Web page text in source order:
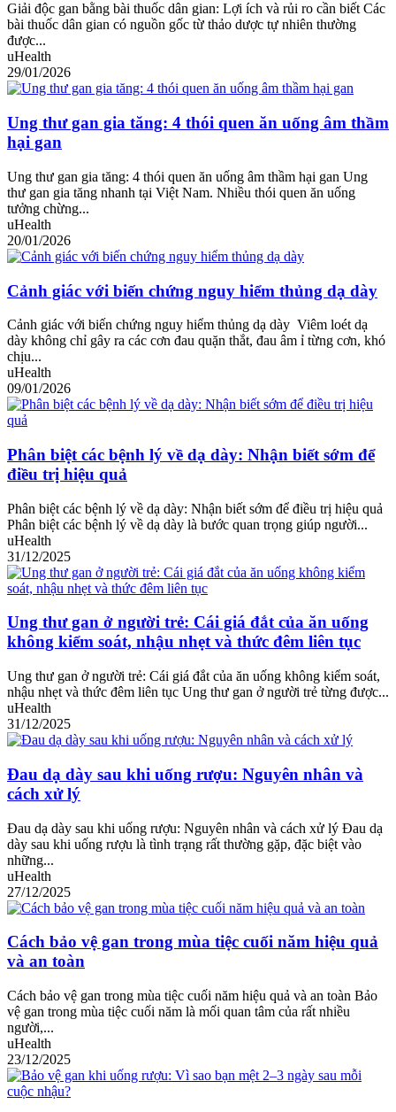
Giải độc gan bằng bài thuốc dân gian: Lợi ích và rủi ro cần biết Các
bài thuốc dân gian có nguồn gốc từ thảo dược tự nhiên thường
được...
uHealth
29/01/2026
Ung thư gan gia tăng: 4 thói quen ăn uống âm thầm
hại gan
Ung thư gan gia tăng: 4 thói quen ăn uống âm thầm hại gan Ung
thư gan gia tăng nhanh tại Việt Nam. Nhiều thói quen ăn uống
tưởng chừng...
uHealth
20/01/2026
Cảnh giác với biến chứng nguy hiểm thủng dạ dày
Cảnh giác với biến chứng nguy hiểm thủng dạ dày Viêm loét dạ
dày không chỉ gây ra các cơn đau quặn thắt, đau âm ỉ từng cơn, khó
chịu...
uHealth
09/01/2026
Phân biệt các bệnh lý về dạ dày: Nhận biết sớm để
điều trị hiệu quả
Phân biệt các bệnh lý về dạ dày: Nhận biết sớm để điều trị hiệu quả
Phân biệt các bệnh lý về dạ dày là bước quan trọng giúp người...
uHealth
31/12/2025
Ung thư gan ở người trẻ: Cái giá đắt của ăn uống
không kiểm soát, nhậu nhẹt và thức đêm liên tục
Ung thư gan ở người trẻ: Cái giá đắt của ăn uống không kiểm soát,
nhậu nhẹt và thức đêm liên tục Ung thư gan ở người trẻ từng được...
uHealth
31/12/2025
Đau dạ dày sau khi uống rượu: Nguyên nhân và
cách xử lý
Đau dạ dày sau khi uống rượu: Nguyên nhân và cách xử lý Đau dạ
dày sau khi uống rượu là tình trạng rất thường gặp, đặc biệt vào
những...
uHealth
27/12/2025
Cách bảo vệ gan trong mùa tiệc cuối năm hiệu quả
và an toàn
Cách bảo vệ gan trong mùa tiệc cuối năm hiệu quả và an toàn Bảo
vệ gan trong mùa tiệc cuối năm là mối quan tâm của rất nhiều
người,...
uHealth
23/12/2025